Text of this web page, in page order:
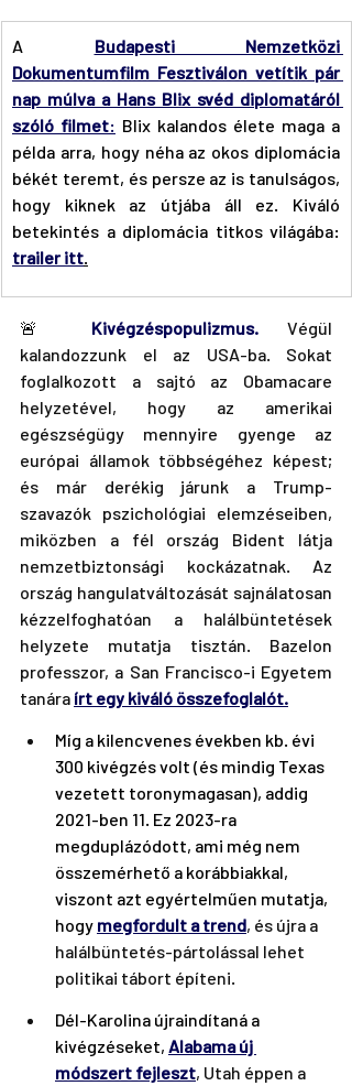
A Budapesti Nemzetközi
Dokumentumfilm Fesztiválon vetítik pár
nap múlva a Hans Blix svéd diplomatáról
szóló filmet: Blix kalandos élete maga a
példa arra, hogy néha az okos diplomácia
békét teremt, és persze az is tanulságos,
hogy kiknek az útjába áll ez. Kiváló
trailer itt
🚨 Kivégzéspopulizmus. Végül
kalandozzunk el az USA-ba. Sokat
foglalkozott a sajtó az Obamacare
helyzetével, hogy az amerikai
egészségügy mennyire gyenge az
európai államok többségéhez képest;
és már derékig járunk a Trump-
szavazók pszichológiai elemzéseiben,
miközben a fél ország Bident látja
nemzetbiztonsági kockázatnak. Az
ország hangulatváltozását sajnálatosan
kézzelfoghatóan a halálbüntetések
helyzete mutatja tisztán. Bazelon
professzor, a San Francisco-i Egyetem
tanára írt egy kiváló összefoglalót.
Míg a kilencvenes években kb. évi
300 kivégzés volt (és mindig Texas
vezetett toronymagasan), addig
2021-ben 11. Ez 2023-ra
megduplázódott, ami még nem
összemérhető a korábbiakkal,
viszont azt egyértelműen mutatja,
hogy megfordult a trend, és újra a
halálbüntetés-pártolással lehet
politikai tábort építeni.
Dél-Karolina újraindítaná a
kivégzéseket, Alabama új
módszert fejleszt, Utah éppen a